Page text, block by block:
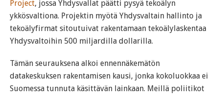
Project, jossa Yhdysvallat päätti pysyä tekoälyn
ykkösvaltiona. Projektin myötä Yhdysvaltain hallinto ja
tekoälyfirmat sitoutuivat rakentamaan tekoälylaskentaa
Yhdysvaltoihin 500 miljardilla dollarilla.
Tämän seurauksena alkoi ennennäkemätön
datakeskuksen rakentamisen kausi, jonka kokoluokkaa ei
Suomessa tunnuta käsittävän lainkaan. Meillä poliitikot